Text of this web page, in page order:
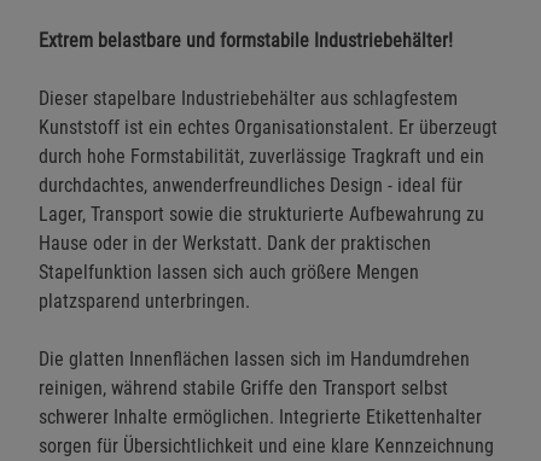
Extrem belastbare und formstabile Industriebehälter!
Dieser stapelbare Industriebehälter aus schlagfestem
Kunststoff ist ein echtes Organisationstalent. Er überzeugt
durch hohe Formstabilität, zuverlässige Tragkraft und ein
durchdachtes, anwenderfreundliches Design - ideal für
Lager, Transport sowie die strukturierte Aufbewahrung zu
Hause oder in der Werkstatt. Dank der praktischen
Stapelfunktion lassen sich auch größere Mengen
platzsparend unterbringen.
Die glatten Innenflächen lassen sich im Handumdrehen
reinigen, während stabile Griffe den Transport selbst
schwerer Inhalte ermöglichen. Integrierte Etikettenhalter
sorgen für Übersichtlichkeit und eine klare Kennzeichnung